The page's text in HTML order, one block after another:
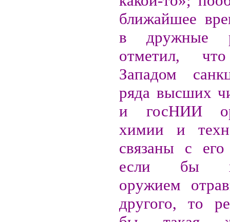
ближайшее
в дружные
отметил,
Западом
ряда высших
и госНИИ
химии и
связаны с
если бы
оружием
другого, то